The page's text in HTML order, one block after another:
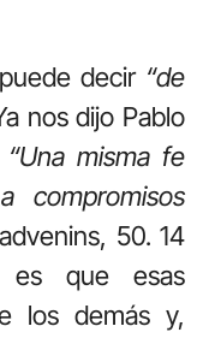
decir “de
nos dijo Pablo
“Una misma fe
compromisos
50. 14
es que esas
los demás y,